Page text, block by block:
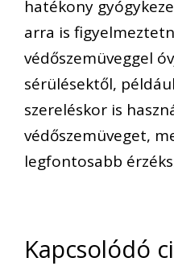
hatékony
arra is
védőszemüveggel
sérülésektől,
szereléskor is
védőszemüveget,
legfontosabb
Kapcsolódó